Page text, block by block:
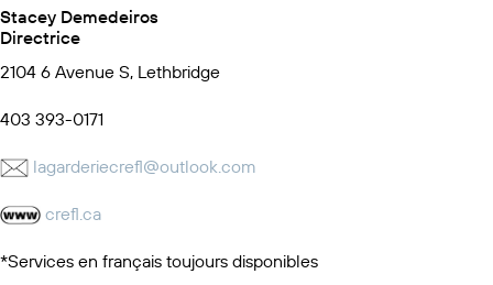
Stacey Demedeiros
Directrice
2104 6 Avenue S, Lethbridge
403 393-0171
lagarderiecrefl@outlook.com
crefl.ca
*Services en français toujours disponibles